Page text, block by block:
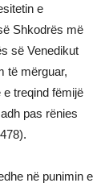
e
Shkodrës më
së Venedikut
të mërguar,
treqind fëmijë
pas rënies
në punimin e